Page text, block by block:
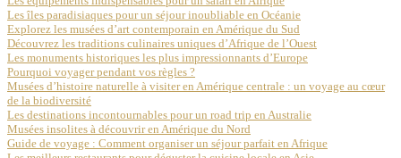
Les îles paradisiaques pour un séjour inoubliable en Océanie
Explorez les musées d’art contemporain en Amérique du Sud
Découvrez les traditions culinaires uniques d’Afrique de l’Ouest
Les monuments historiques les plus impressionnants d’Europe
Pourquoi voyager pendant vos règles ?
Musées d’histoire naturelle à visiter en Amérique centrale : un voyage au cœur
de la biodiversité
Les destinations incontournables pour un road trip en Australie
Musées insolites à découvrir en Amérique du Nord
Guide de voyage : Comment organiser un séjour parfait en Afrique